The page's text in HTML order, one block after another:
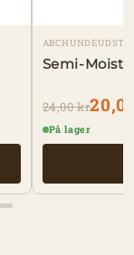
Semi-Moist
24,00 kr
På lager